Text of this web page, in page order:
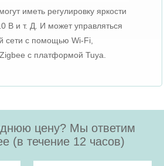
иметь регулировку яркости
В и т. Д. И может управляться
сети с помощью Wi-Fi,
с платформой Tuya.
цену? Мы ответим
(в течение 12 часов)